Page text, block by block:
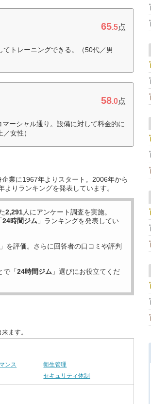
65.5点
トレーニングできる。（50代／男
58.0点
ーシャル通り。設備に対して料金的に
女性）
業に1967年よりスタート。2006年から
りランキングを発表しています。
2,291人にアンケート調査を実施。
24時間ジム 」ランキングを発表してい
」を評価。さらに回答者の口コミや評判
で「24時間ジム 」選びにお役立てくだ
ます。
ンス
衛生管理
セキュリティ体制